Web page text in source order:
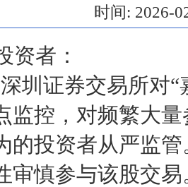
时间: 2026-
资者：
圳证券交易所对“
监控，对频繁大
的投资者从严监
审慎参与该股交易